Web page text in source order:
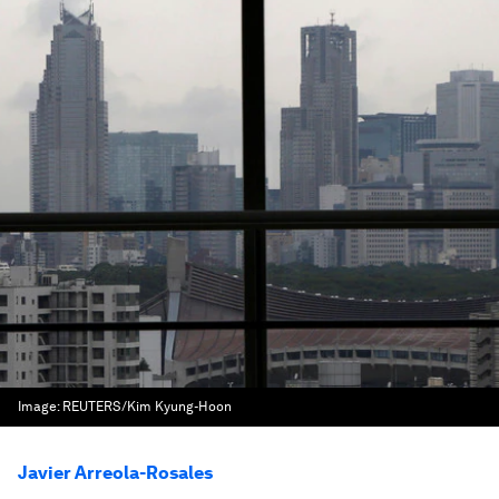
Image: REUTERS/Kim Kyung-Hoon
Javier Arreola-Rosales